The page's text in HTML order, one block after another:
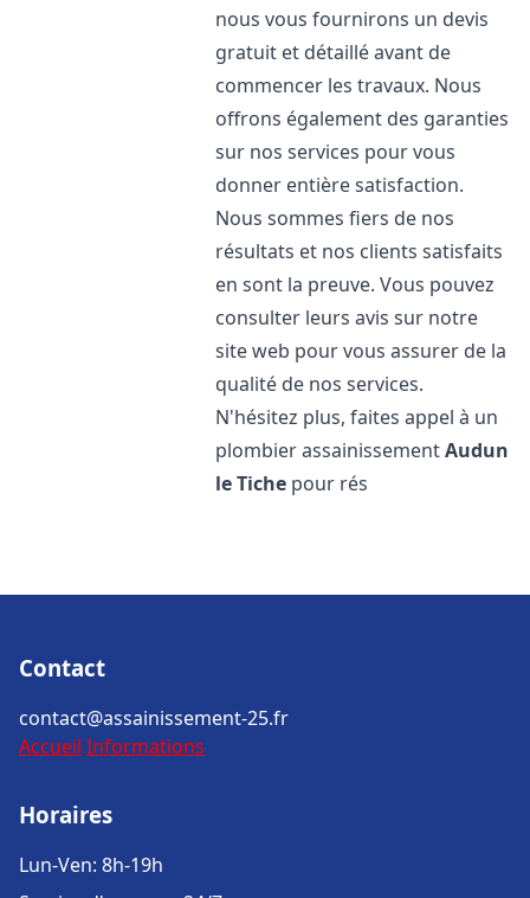
nous vous fournirons un devis
gratuit et détaillé avant de
commencer les travaux. Nous
offrons également des garanties
sur nos services pour vous
donner entière satisfaction.
Nous sommes fiers de nos
résultats et nos clients satisfaits
en sont la preuve. Vous pouvez
consulter leurs avis sur notre
site web pour vous assurer de la
qualité de nos services.
N'hésitez plus, faites appel à un
plombier assainissementAudun
le Tiche pour rés
Contact
contact@assainissement-25.fr
Accueil Informations
Horaires
Lun-Ven: 8h-19h